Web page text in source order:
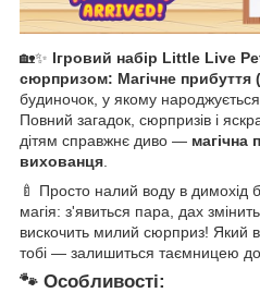
🏡✨ Ігровий набір Little Live
сюрпризом: Магічне прибуття
будиночок, у якому
Повний загадок, сюрпризів і
дітям справжнє диво — магічна
вихованця
🍼 Просто налий воду в димохід
магія: з'явиться пара, дах
вискочить милий сюрприз! Який
тобі — залишиться таємницею до
🐾 Особливості: